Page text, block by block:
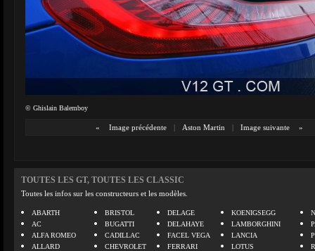
© Ghislain Balemboy
« Image précédente | Aston Martin | Image suivante »
TOUTES LES GT, TOUTES LES CLASSIC
Toutes les infos sur les constructeurs et les modèles.
ABARTH
AC
ALFA ROMEO
ALLARD
BRISTOL
BUGATTI
CADILLAC
CHEVROLET
DELAGE
DELAHAYE
FACEL VEGA
FERRARI
KOENIGSEGG
LAMBORGHINI
LANCIA
LOTUS